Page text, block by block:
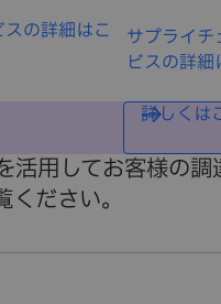
の詳細はこ
サプライ
ビスの詳細
詳しくは
用してお客様の
ださい。